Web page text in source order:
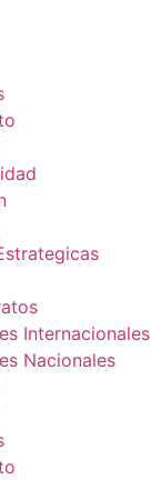
Internacionales
Nacionales